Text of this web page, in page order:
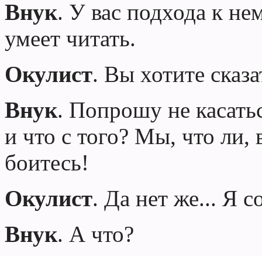
Внук. У вас подхода к
умеет читать.
Окулист. Вы хотите
Внук. Попрошу не
и что с того? Мы, что ли,
боитесь!
Окулист. Да нет же... Я
Внук. А что?